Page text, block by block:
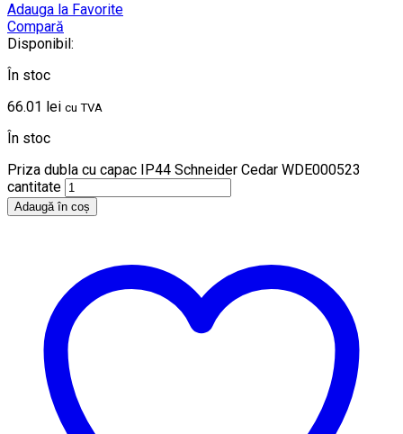
Adauga la Favorite
Compară
Disponibil:
În stoc
66.01 lei cu TVA
În stoc
Priza dubla cu capac IP44 Schneider Cedar WDE000523
cantitate
Adaugă în coș